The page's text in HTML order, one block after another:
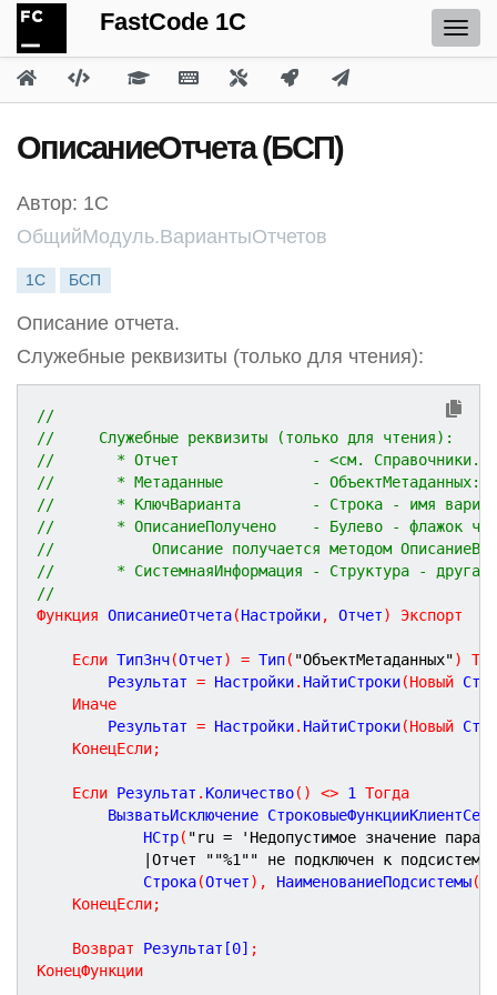
FastCode 1C
ОписаниеОтчета (БСП)
Автор: 1С
ОбщийМодуль.ВариантыОтчетов
1С БСП
Описание отчета.
Служебные реквизиты (только для чтения):
//
//     Служебные реквизиты (только для чтения):
//       * Отчет               - <см.
//       * Метаданные          - ОбъектМетаданных:
//       * КлючВарианта        - Строка - имя
//       * ОписаниеПолучено    - Булево - флажок что
//           Описание получается методом
//       * СистемнаяИнформация - Структура - другая
//
Функция ОписаниеОтчета(Настройки, Отчет) Экспорт
Если ТипЗнч(Отчет) = Тип( "ОбъектМетаданных")
		Результат
= Настройки. НайтиСтроки(Новый
Иначе
		Результат
= Настройки. НайтиСтроки(Новый
КонецЕсли;
Если Результат . Количество( ) <> 1
Тогда
ВызватьИсключение
			НСтр
( "ru = 'Недопустимое значение
|Отчет
""%1 "" не подключен к подсистеме
			Строка
(Отчет) , НаименованиеПодсистемы(
КонецЕсли;
Возврат Результат[0] ;
КонецФункции